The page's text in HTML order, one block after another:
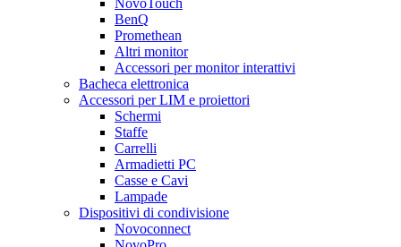
BenQ
Promethean
Altri monitor
Accessori per monitor interattivi
Bacheca elettronica
Accessori per LIM e proiettori
Schermi
Staffe
Carrelli
Armadietti PC
Casse e Cavi
Lampade
Dispositivi di condivisione
Novoconnect